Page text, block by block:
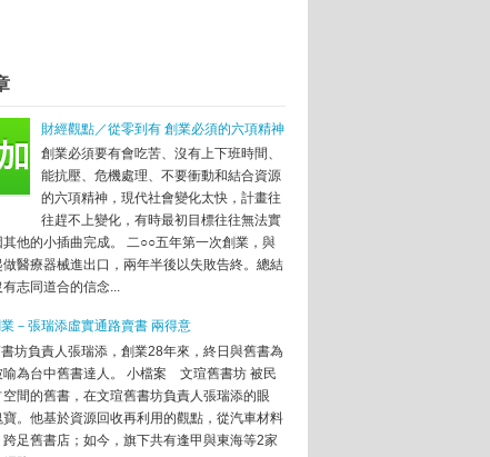
患「王儲症候群」
小時辦好大陸執照
點名台灣3阻礙
門檻餐飲夯
能即時更新行銷精準
藝術家
，未來將由Amazon領風騷!
但大家對其運作及背後
財經觀點／從零到有 創業必須的六項精神
創業必須要有會吃苦、沒有上下班時間、
能抗壓、危機處理、不要衝動和結合資源
的六項精神，現代社會變化太快，計畫往
往趕不上變化，有時最初目標往往無法實
其他的小插曲完成。 二○○五年第一次創業，與
做醫療器械進出口，兩年半後以失敗告終。總結
有志同道合的信念...
－張瑞添虛實通路賣書 兩得意
坊負責人張瑞添，創業28年來，終日與舊書為
喻為台中舊書達人。 小檔案 文瑄舊書坊 被民
空間的舊書，在文瑄舊書坊負責人張瑞添的眼
寶。他基於資源回收再利用的觀點，從汽車材料
跨足舊書店；如今，旗下共有逢甲與東海等2家